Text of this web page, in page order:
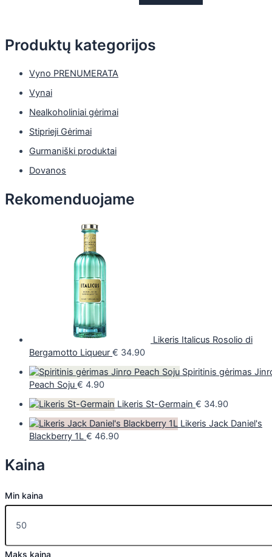
Produktų kategorijos
Vyno PRENUMERATA
Vynai
Nealkoholiniai gėrimai
Stiprieji Gėrimai
Gurmaniški produktai
Dovanos
Rekomenduojame
Likeris Italicus Rosolio di
Bergamotto Liqueur € 34.90
Spiritinis gėrimas
Peach Soju € 4.90
Likeris St-Germain € 34.90
Likeris Jack Daniel's
Blackberry 1L € 46.90
Kaina
Min kaina
Maks kaina